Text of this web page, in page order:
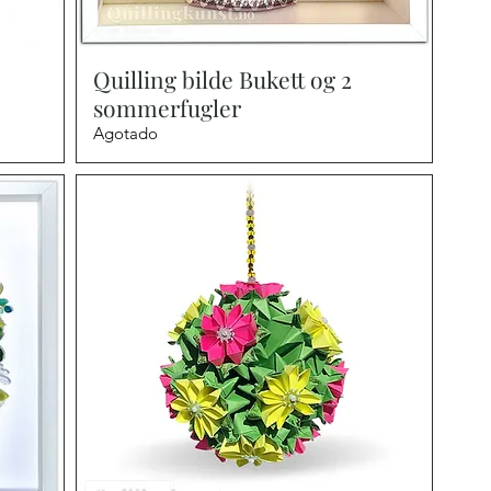
Vista rápida
Quilling bilde Bukett og 2
sommerfugler
Agotado